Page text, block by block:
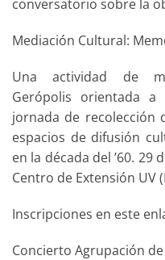
conversatorio sobre la
Mediación Cultural:
Una actividad de
Gerópolis orientada
jornada de recolección
espacios de difusión
en la década del ’60. 29
Centro de Extensión UV
Inscripciones en este
Concierto Agrupación